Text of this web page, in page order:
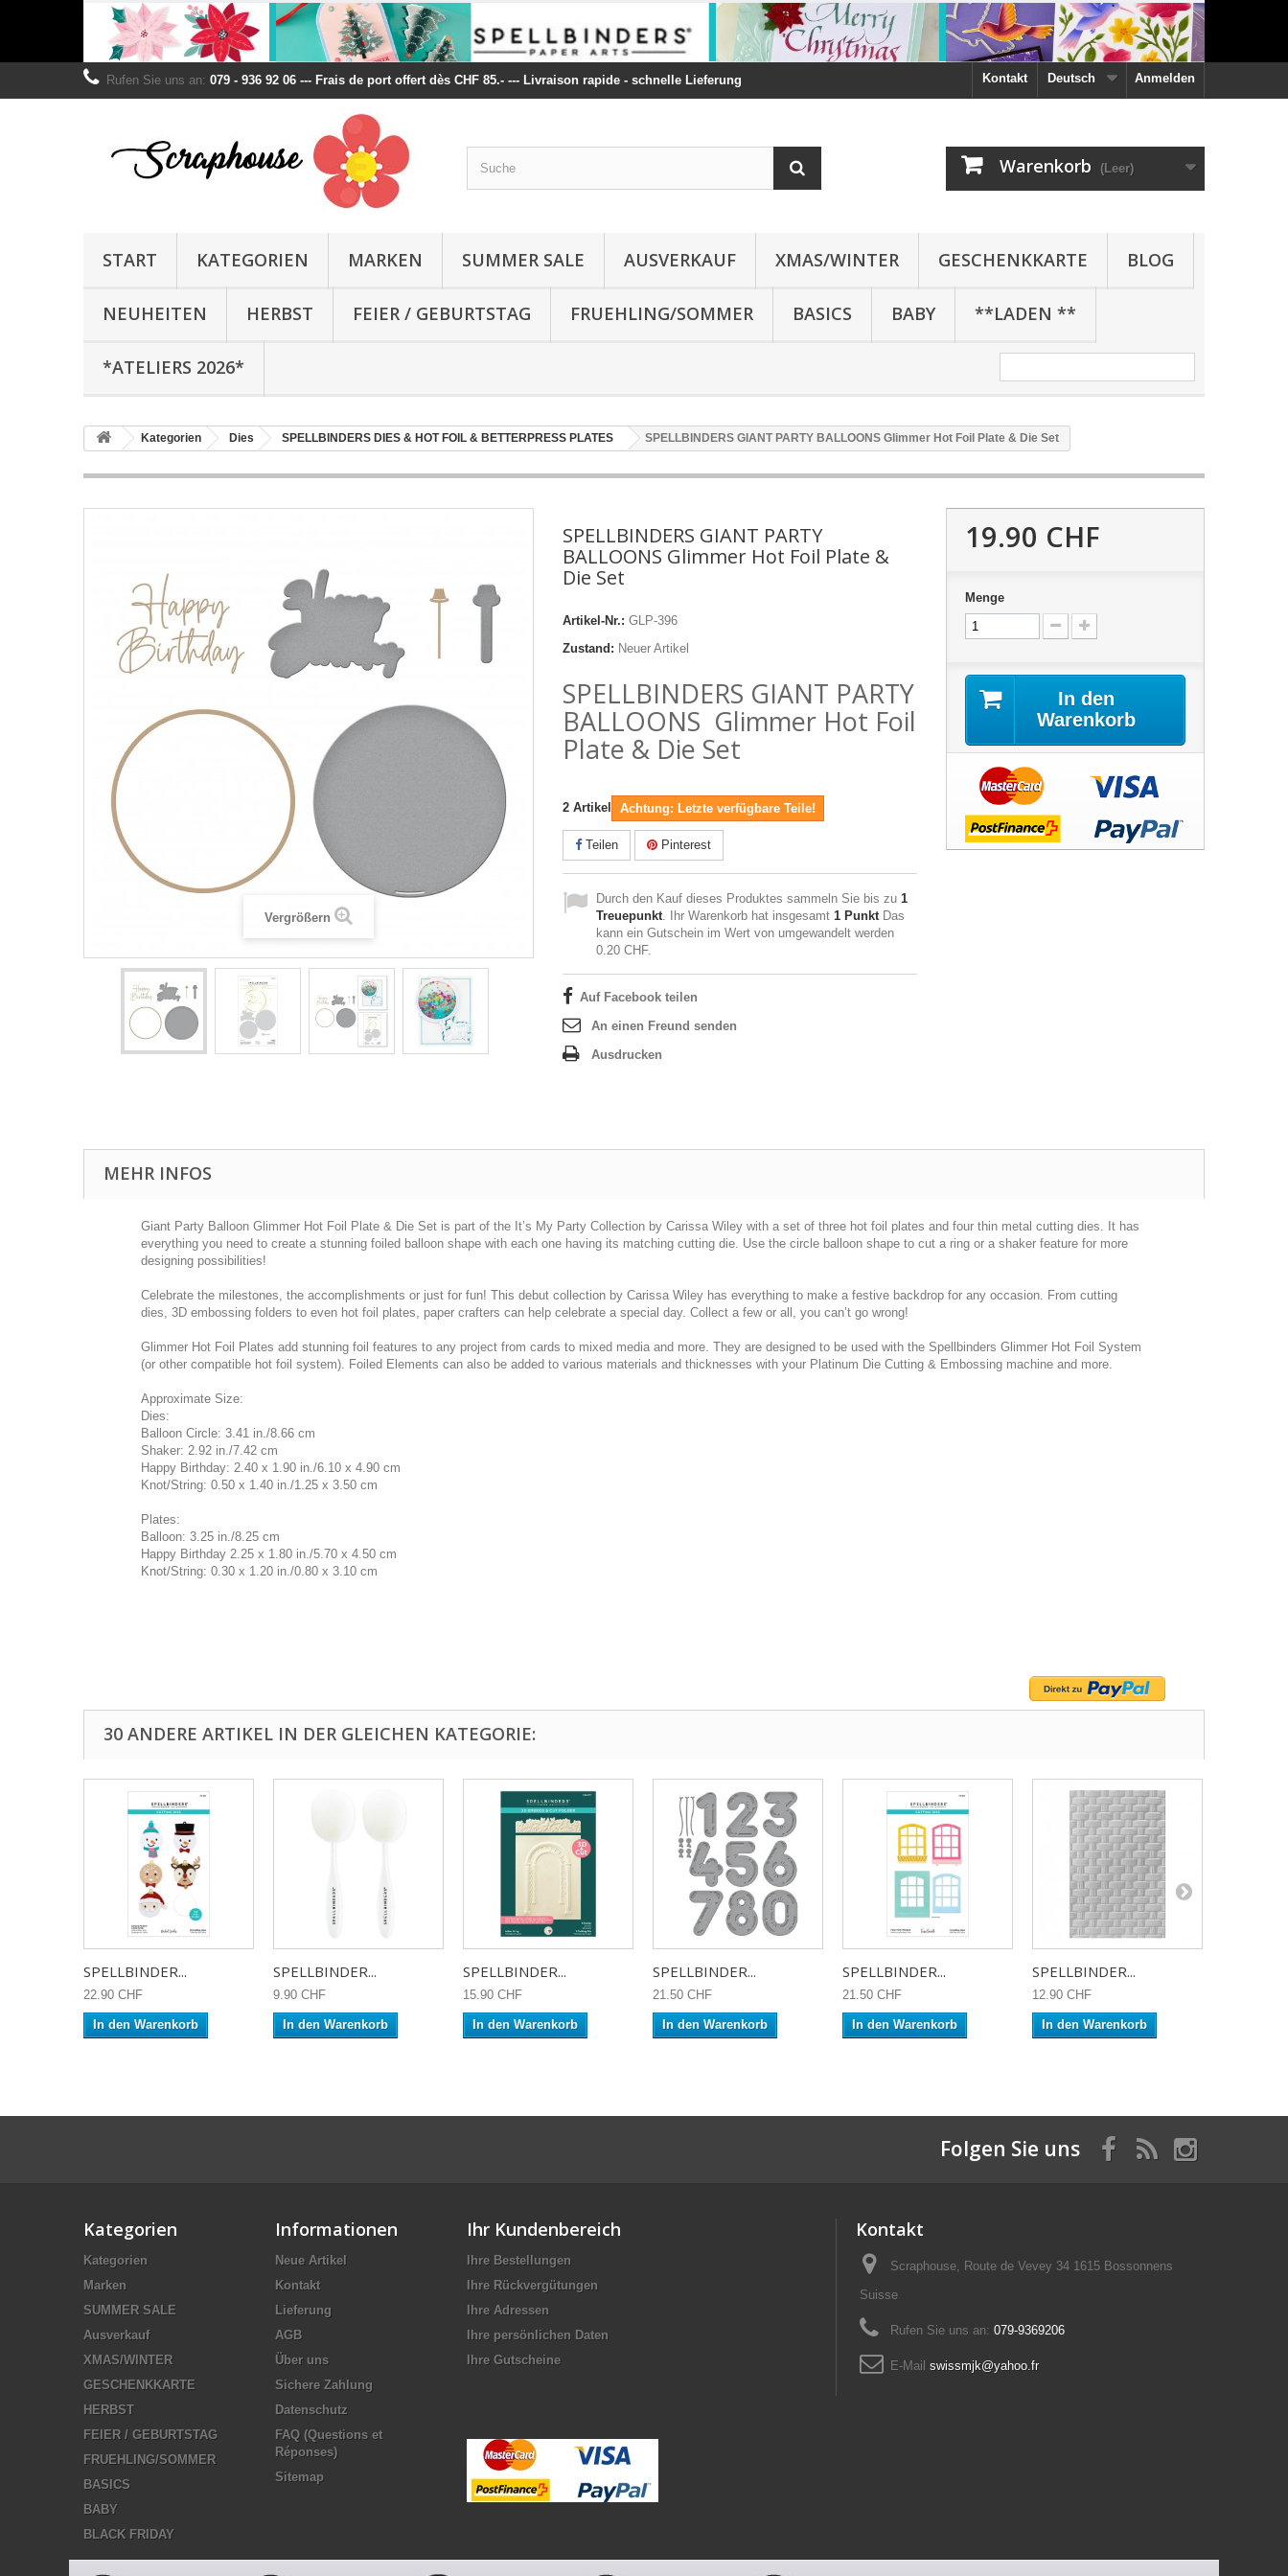
Anmelden
Deutsch
Kontakt
Rufen Sie uns an: 079 - 936 92 06 --- Frais de port offert dès CHF 85.- --- Livraison rapide - schnelle Lieferung
Warenkorb (Leer)
START KATEGORIEN MARKEN SUMMER SALE AUSVERKAUF XMAS/WINTER GESCHENKKARTE BLOG
NEUHEITEN HERBST FEIER / GEBURTSTAG FRUEHLING/SOMMER BASICS BABY **LADEN **
*ATELIERS 2026*
Kategorien Dies SPELLBINDERS DIES & HOT FOIL & BETTERPRESS PLATES SPELLBINDERS GIANT PARTY BALLOONS Glimmer Hot Foil Plate & Die Set
Vergrößern
SPELLBINDERS GIANT PARTY
BALLOONS Glimmer Hot Foil Plate &
Die Set
Artikel-Nr.: GLP-396
Zustand: Neuer Artikel
SPELLBINDERS GIANT PARTY
BALLOONS Glimmer Hot Foil
Plate & Die Set
2 Artikel Achtung: Letzte verfügbare Teile!
Teilen Pinterest
Durch den Kauf dieses Produktes sammeln Sie bis zu 1
Treuepunkt. Ihr Warenkorb hat insgesamt 1 PunktDas
kann ein Gutschein im Wert von umgewandelt werden
0.20 CHF.
Auf Facebook teilen
An einen Freund senden
Ausdrucken
19.90 CHF
Menge
In den
Warenkorb
MEHR INFOS
Giant Party Balloon Glimmer Hot Foil Plate & Die Set is part of the It’s My Party Collection by Carissa Wiley with a set of three hot foil plates and four thin metal cutting dies. It has
everything you need to create a stunning foiled balloon shape with each one having its matching cutting die. Use the circle balloon shape to cut a ring or a shaker feature for more
designing possibilities!
Celebrate the milestones, the accomplishments or just for fun! This debut collection by Carissa Wiley has everything to make a festive backdrop for any occasion. From cutting
dies, 3D embossing folders to even hot foil plates, paper crafters can help celebrate a special day. Collect a few or all, you can’t go wrong!
Glimmer Hot Foil Plates add stunning foil features to any project from cards to mixed media and more. They are designed to be used with the Spellbinders Glimmer Hot Foil System
(or other compatible hot foil system). Foiled Elements can also be added to various materials and thicknesses with your Platinum Die Cutting & Embossing machine and more.
Approximate Size:
Dies:
Balloon Circle: 3.41 in./8.66 cm
Shaker: 2.92 in./7.42 cm
Happy Birthday: 2.40 x 1.90 in./6.10 x 4.90 cm
Knot/String: 0.50 x 1.40 in./1.25 x 3.50 cm
Plates:
Balloon: 3.25 in./8.25 cm
Happy Birthday 2.25 x 1.80 in./5.70 x 4.50 cm
Knot/String: 0.30 x 1.20 in./0.80 x 3.10 cm
30 ANDERE ARTIKEL IN DER GLEICHEN KATEGORIE:
SPELLBINDER...
22.90 CHF
In den Warenkorb
SPELLBINDER...
9.90 CHF
In den Warenkorb
SPELLBINDER...
15.90 CHF
In den Warenkorb
SPELLBINDER...
21.50 CHF
In den Warenkorb
SPELLBINDER...
21.50 CHF
In den Warenkorb
SPELLBINDER...
12.90 CHF
In den Warenkorb
Folgen Sie uns
Kategorien
Kategorien
Marken
SUMMER SALE
Ausverkauf
XMAS/WINTER
GESCHENKKARTE
HERBST
FEIER / GEBURTSTAG
FRUEHLING/SOMMER
BASICS
BABY
BLACK FRIDAY
Informationen
Neue Artikel
Kontakt
Lieferung
AGB
Über uns
Sichere Zahlung
Datenschutz
FAQ (Questions et
Réponses)
Sitemap
Ihr Kundenbereich
Ihre Bestellungen
Ihre Rückvergütungen
Ihre Adressen
Ihre persönlichen Daten
Ihre Gutscheine
Kontakt
Scraphouse, Route de Vevey 34 1615 Bossonnens
Suisse
Rufen Sie uns an: 079-9369206
E-Mail swissmjk@yahoo.fr